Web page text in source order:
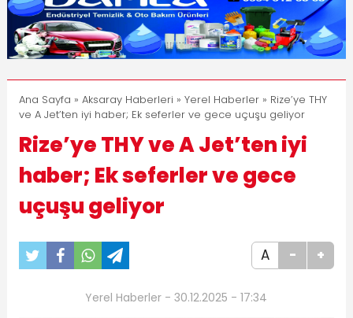
8:23 Aksaray Esnaf Rehberi Hizmete Girdi
11:30
Birlikhaber.com Yayın Hayatına Başladı | Hızlı ve
Akıllı Haber Platformu
Ana Sayfa » Aksaray Haberleri » Yerel Haberler» Rize’ye THY
ve A Jet’ten iyi haber; Ek seferler ve gece uçuşu geliyor
Rize’ye THY ve A Jet’ten iyi
haber; Ek seferler ve gece
uçuşu geliyor
A - +
Yerel Haberler - 30.12.2025 - 17:34